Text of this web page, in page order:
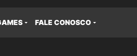
FALE CONOSCO